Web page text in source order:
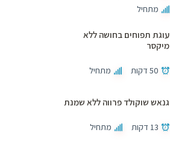
מתחיל
עוגת תפוחים בחושה ללא
מיקסר
50 דקות מתחיל
גנאש שוקולד פרווה ללא שמנת
13 דקות מתחיל